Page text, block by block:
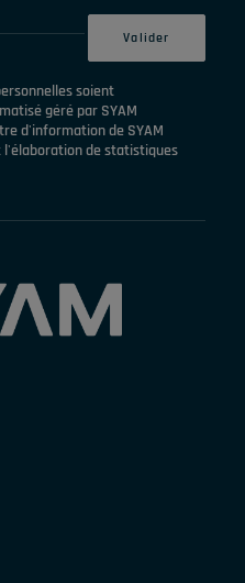
soient
géré par SYAM
d'information de SYAM
l'élaboration de statistiques